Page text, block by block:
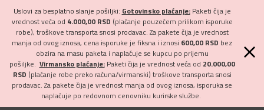
Uslovi za besplatno slanje pošiljki: Gotovinsko plaćanje:Paketi čija je
vrednost veća od 4.000,00 RSD (plaćanje pouzećem prilikom isporuke
robe), troškove transporta snosi prodavac. Za pakete čija je vrednost
manja od ovog iznosa, cena isporuke je fiksna i iznosi 600,00 RSD bez
obzira na masu paketa i naplaćuje se kupcu po prijemu
pošiljke. Virmansko plaćanje:Paketi čija je vrednost veća od 20.000,00
RSD (plaćanje robe preko računa/virmanski) troškove transporta snosi
prodavac. Za pakete čija je vrednost manja od ovog iznosa, isporuka se
naplaćuje po redovnom cenovniku kurirske službe.